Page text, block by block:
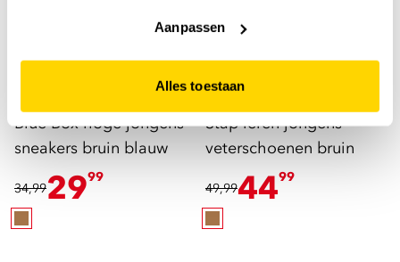
website niet optimaal functioneert.
Aanpassen
Alles toestaan
Blue Box hoge jongens
sneakers bruin blauw
34,992999
Stap leren jongens
veterschoenen bruin
49,994499